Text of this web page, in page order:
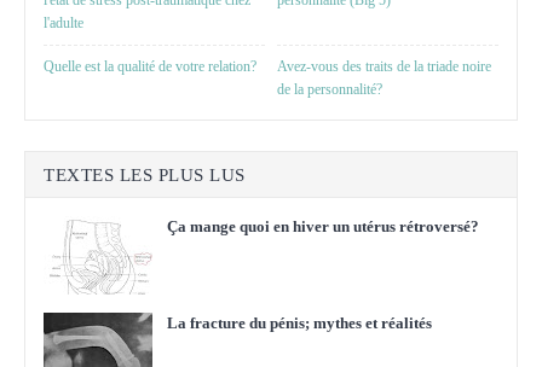
l'adulte
Quelle est la qualité de votre relation?
Avez-vous des traits de la triade noire
de la personnalité?
TEXTES LES PLUS LUS
Ça mange quoi en hiver un utérus rétroversé?
La fracture du pénis; mythes et réalités